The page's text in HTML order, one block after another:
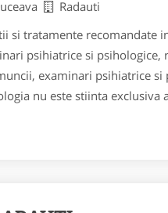
Radauti
si tratamente recomandate
psihiatrice si psihologice,
examinari psihiatrice si
nu este stiinta exclusiva